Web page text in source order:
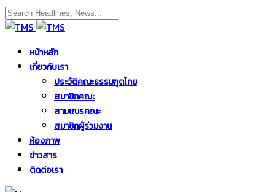
หน้าหลัก
เกี่ยวกับเรา
ประวัติคณะธรรมฑูตไทย
สมาชิกคณะ
สามเณรคณะ
สมาชิกผู้ร่วมงาน
ห้องภาพ
ข่าวสาร
ติดต่อเรา